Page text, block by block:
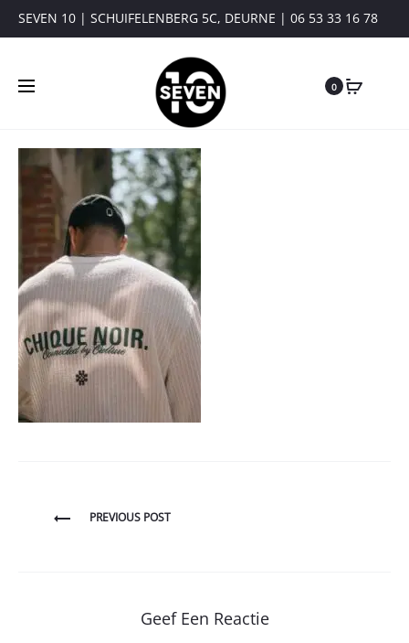
SEVEN 10 | SCHUIFELENBERG 5C, DEURNE | 06 53 33 16 78
0
BerichtPREVIOUS POST
Geef Een Reactie